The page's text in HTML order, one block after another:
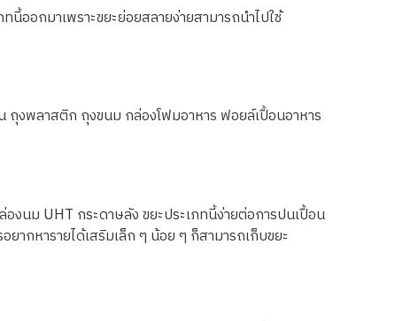
ออกมาเพราะขยะย่อยสลายง่ายสามารถนำไปใช้
ถุงพลาสติก ถุงขนม กล่องโฟมอาหาร ฟอยล์เปื้อนอาหาร
งนม UHT กระดาษลัง ขยะประเภทนี้ง่ายต่อการปนเปื้อน
ยากหารายได้เสริมเล็ก ๆ น้อย ๆ ก็สามารถเก็บขยะ